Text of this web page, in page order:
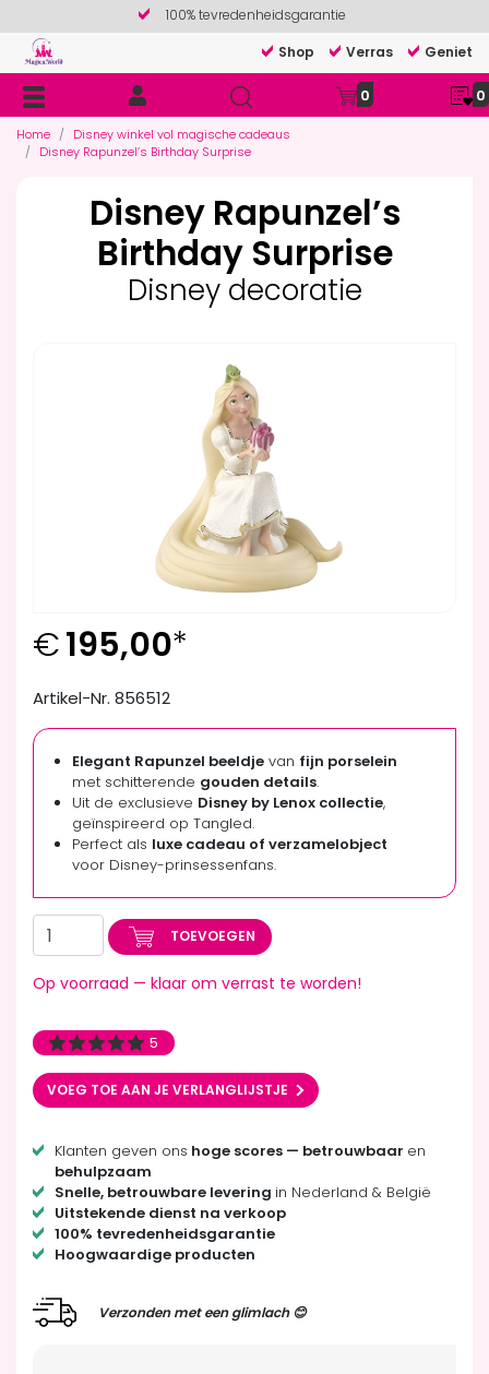
100% tevredenheidsgarantie
Shop
Verras Geniet
0 0
Home
Disney winkel vol magische cadeaus
Disney Rapunzel’s Birthday Surprise
Disney Rapunzel’s
Birthday Surprise
Disney decoratie
€195,00*
Artikel-Nr. 856512
Elegant Rapunzel beeldje van fijn porselein
met schitterende gouden details.
Uit de exclusieve Disney by Lenox collectie,
geïnspireerd op Tangled.
Perfect als luxe cadeau of verzamelobject
voor Disney-prinsessenfans.
TOEVOEGEN
Op voorraad — klaar om verrast te worden!
5
VOEG TOE AAN JE VERLANGLIJSTJE
Klanten geven ons hoge scores — betrouwbaar en
behulpzaam
Snelle, betrouwbare levering in Nederland & België
Uitstekende dienst na verkoop
100% tevredenheidsgarantie
Hoogwaardige producten
Verzonden met een glimlach 😊